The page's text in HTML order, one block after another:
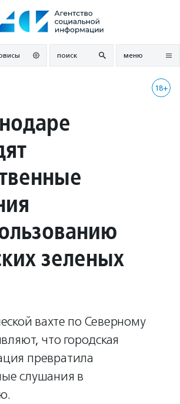
поиск меню
18+
зеленых
вахте по Северному
что городская
превратила
слушания в